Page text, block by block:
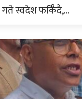
स्वदेश फर्किँदै,…